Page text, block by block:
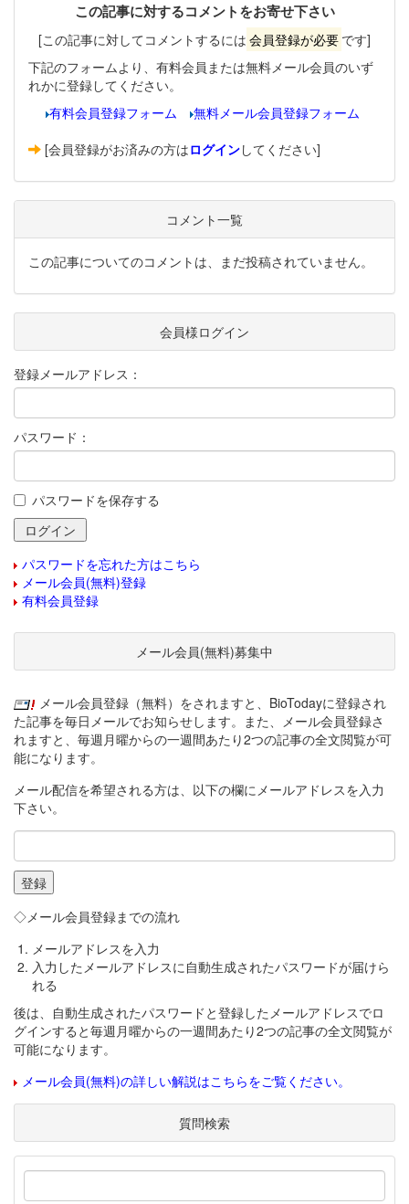
この記事に対するコメントをお寄せ下さい
[この記事に対してコメントするには 会員登録が必要 です]
下記のフォームより、有料会員または無料メール会員のいず
れかに登録してください。
有料会員登録フォーム
無料メール会員登録フォーム
[会員登録がお済みの方はログインしてください]
コメント一覧
この記事についてのコメントは、まだ投稿されていません。
会員様ログイン
登録メールアドレス：
パスワード：
パスワードを保存する
パスワードを忘れた方はこちら
メール会員(無料)登録
有料会員登録
メール会員(無料)募集中
メール会員登録（無料）をされますと、BioTodayに登録され
た記事を毎日メールでお知らせします。また、メール会員登録さ
れますと、毎週月曜からの一週間あたり2つの記事の全文閲覧が可
能になります。
メール配信を希望される方は、以下の欄にメールアドレスを入力
下さい。
◇メール会員登録までの流れ
メールアドレスを入力
入力したメールアドレスに自動生成されたパスワードが届けら
れる
後は、自動生成されたパスワードと登録したメールアドレスでロ
グインすると毎週月曜からの一週間あたり2つの記事の全文閲覧が
可能になります。
メール会員(無料)の詳しい解説はこちらをご覧ください。
質問検索